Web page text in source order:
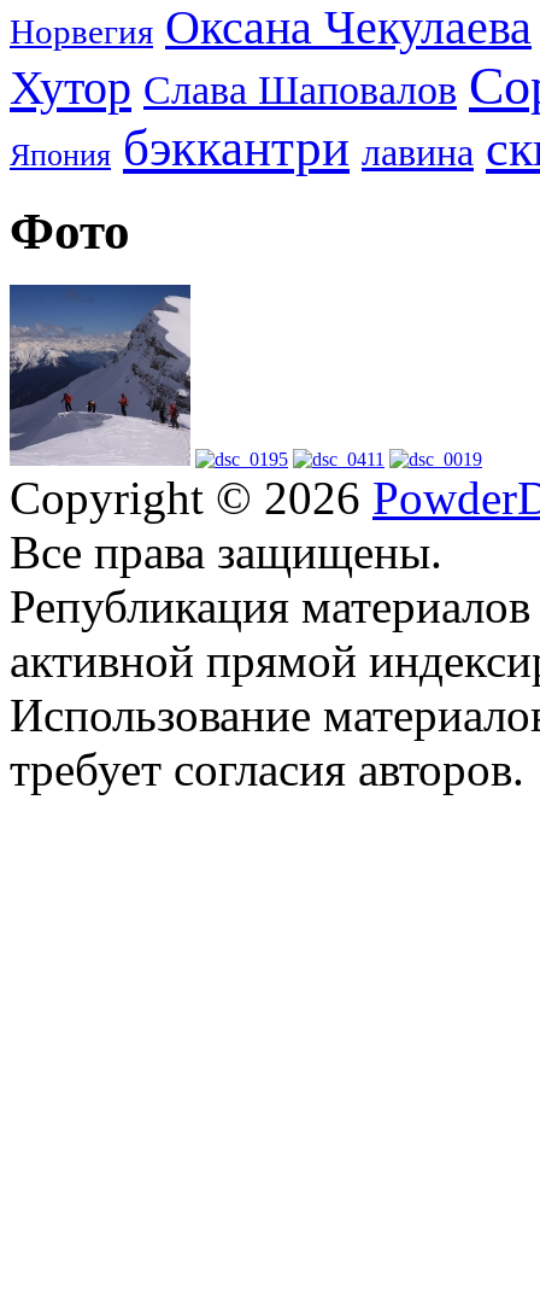
Норвегия Оксана Чекулаева
Хутор Слава Шаповалов
Япония бэккантри лавина
Фото
Copyright © 2026
Все права защищены.
Републикация
активной прямой
Использование
требует согласия авторов.